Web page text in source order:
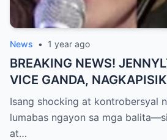
News • 1 year ago
BREAKING NEWS!
VICE GANDA,
SA LIKOD NG CAMERA —
PANGYAYARI, NAHULI SA
World NAGULANTANG sa
Isang shocking at kontrobersyal
lumabas ngayon sa mga
at…